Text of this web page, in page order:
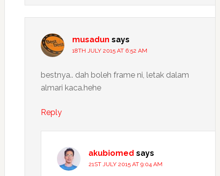
musadun says
18TH JULY 2015 AT 6:52 AM
bestnya.. dah boleh frame ni, letak dalam
almari kaca.hehe
Reply
akubiomed says
21ST JULY 2015 AT 9:04 AM